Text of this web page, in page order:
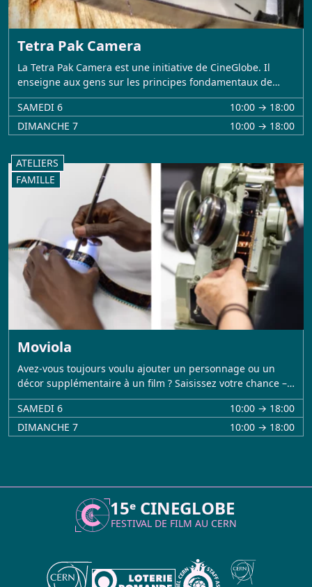
Tetra Pak Camera
La Tetra Pak Camera est une initiative de CineGlobe. Il
enseigne aux gens sur les principes fondamentaux de…
SAMEDI 6
10:00 → 18:00
DIMANCHE 7
10:00 → 18:00
ATELIERS
FAMILLE
Moviola
Avez-vous toujours voulu ajouter un personnage ou un
décor supplémentaire à un film ? Saisissez votre chance –…
SAMEDI 6
10:00 → 18:00
DIMANCHE 7
10:00 → 18:00
15ᵉ CINEGLOBE
FESTIVAL DE FILM AUCERN